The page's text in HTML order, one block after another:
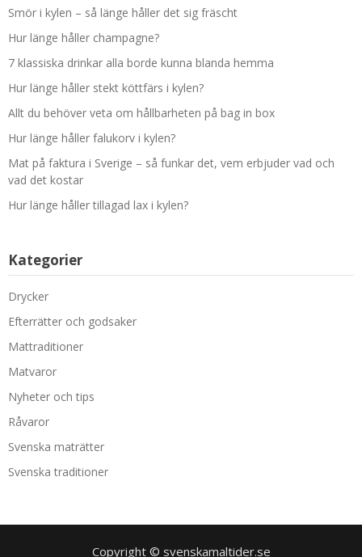
Smör i kylen – så länge håller det sig fräscht
Hur länge håller champagne?
7 klassiska drinkar alla borde kunna blanda hemma
Hur länge håller stekt köttfärs i kylen?
Allt du behöver veta om hållbarheten på bag in box
Hur länge håller falukorv i kylen?
Mat på faktura i Sverige – så funkar det, vem erbjuder vad och
vad det kostar
Hur länge håller tillagad lax i kylen?
Kategorier
Drycker
Efterrätter och godsaker
Mattraditioner
Matvaror
Nyheter och tips
Råvaror
Svenska maträtter
Svenska traditioner
Copyright © svenskamaltider.se